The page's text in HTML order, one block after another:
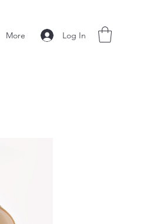
Log In
More